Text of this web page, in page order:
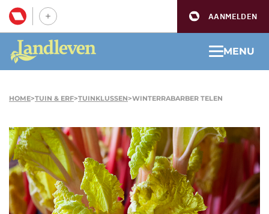
AANMELDEN
MENU
HOME>TUIN & ERF>TUINKLUSSEN>WINTERRABARBER TELEN